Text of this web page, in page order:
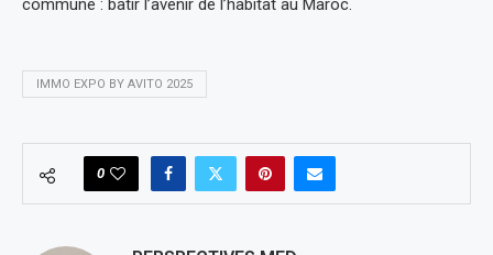
commune : bâtir l’avenir de l’habitat au Maroc.
IMMO EXPO BY AVITO 2025
0